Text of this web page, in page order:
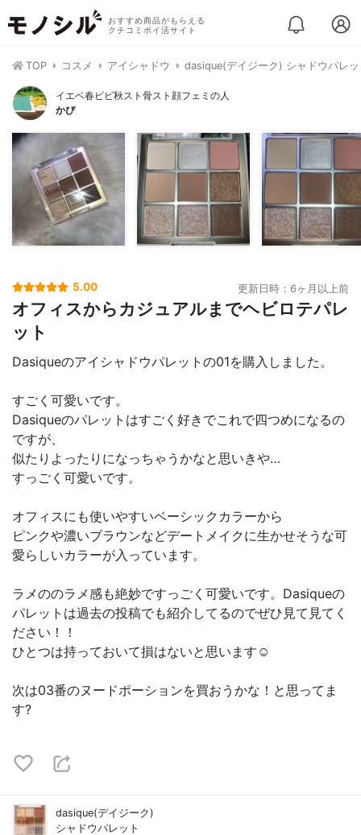
おすすめ商品がもらえる
クチコミポイ活サイト
TOP コスメ アイシャドウ dasique(デイジーク) シャドウパレ
イエベ春ビビ秋スト骨スト顔フェミの人
かぴ
5.00 更新日時：6ヶ月以上前
オフィスからカジュアルまでヘビロテパレ
ット
Dasiqueのアイシャドウパレットの01を購入しました。
すごく可愛いです。
Dasiqueのパレットはすごく好きでこれで四つめになるの
ですが、
似たりよったりになっちゃうかなと思いきや…
すっごく可愛いです。
オフィスにも使いやすいベーシックカラーから
ピンクや濃いブラウンなどデートメイクに生かせそうな可
愛らしいカラーが入っています。
ラメののラメ感も絶妙ですっごく可愛いです。Dasiqueの
パレットは過去の投稿でも紹介してるのでぜひ見て見てく
ださい！！
ひとつは持っておいて損はないと思います☺️
次は03番のヌードポーションを買おうかな！と思ってま
す?
dasique(デイジーク)
シャドウパレット